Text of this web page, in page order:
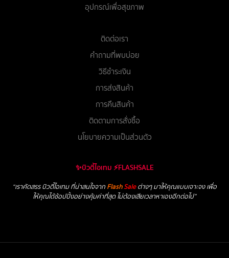
อุปกรณ์เพื่อสุขภาพ
ติดต่อเรา
คำถามที่พบบ่อย
วิธีชำระเงิน
การส่งสินค้า
การคืนสินค้า
ติดตามการสั่งซื้อ
นโยบายความเป็นส่วนตัว
✨บิวตี้ไอเทม ⚡FLASHSALE
“เราคัดสรร บิวตี้ไอเทม ที่น่าสนใจจาก FlashSaleต่างๆ มาให้คุณแบบเจาะจง เพื่อ
ให้คุณได้ช้อปปิ้งอย่างคุ้มค่าที่สุด ไม่ต้องเสียเวลาหาเองอีกต่อไป”